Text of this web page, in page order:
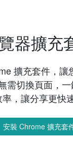
器擴充
擴充套件，讓
需切換頁面，
，讓分享更快
安裝 Chrome 擴充套